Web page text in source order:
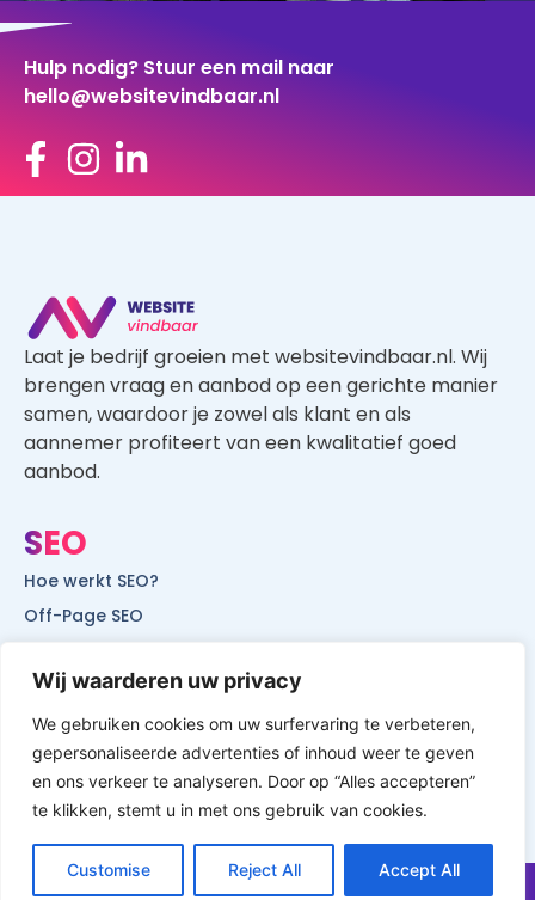
Wij waarderen uw privacy
We gebruiken cookies om uw surfervaring te verbeteren,
gepersonaliseerde advertenties of inhoud weer te geven
en ons verkeer te analyseren. Door op “Alles accepteren”
te klikken, stemt u in met ons gebruik van cookies.
Customise Reject All Accept All
Hulp nodig? Stuur een mail naar
hello@websitevindbaar.nl
Laat je bedrijf groeien met websitevindbaar.nl. Wij
brengen vraag en aanbod op een gerichte manier
samen, waardoor je zowel als klant en als
aannemer profiteert van een kwalitatief goed
aanbod.
SEO
Hoe werkt SEO?
Off-Page SEO
SEO voor lokale bedrijven
SEO voor mobiele websites
SEO voor start-ups
© All Rights Reserved by Website Vindbaar